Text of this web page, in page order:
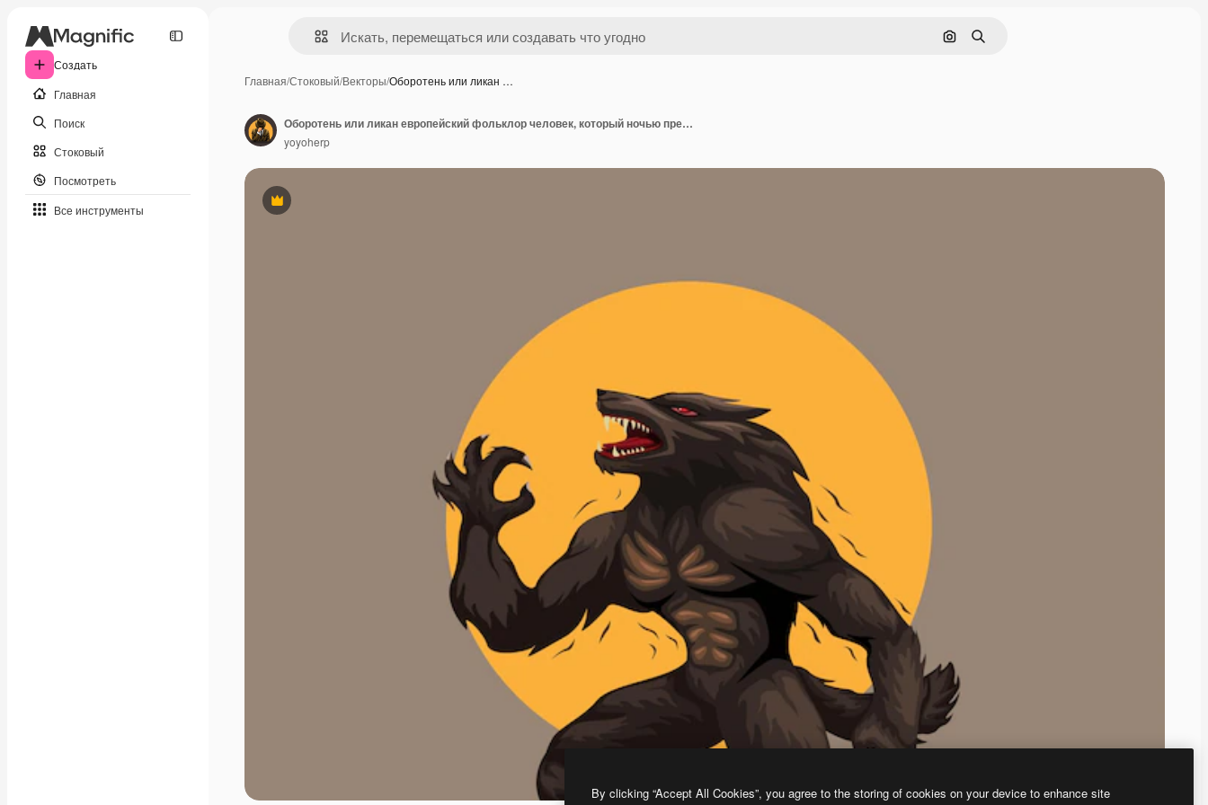
Создать
Главная
Поиск
Стоковый
Посмотреть
Все инструменты
Поиск по изображению
Поиск
Главная/Стоковый/Векторы/Оборотень или ликан …
Премиум
Оборотень или ликан европейский фольклор человек, который ночью превращается в волка персонаж фигура вектор
yoyoherp
By clicking “Accept All Cookies”, you agree to the storing of cookies on your device to enhance site